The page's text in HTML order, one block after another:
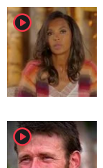
player2
player2